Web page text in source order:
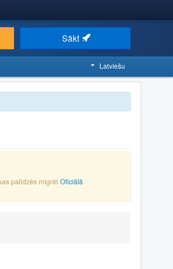
Sākt
Latviešu
palīdzēs migrētOficiālā